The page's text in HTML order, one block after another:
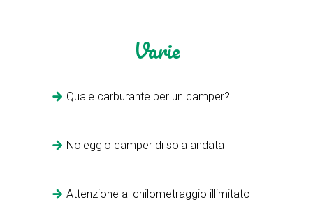
Varie
Quale carburante per un camper?
Noleggio camper di sola andata
Attenzione al chilometraggio illimitato